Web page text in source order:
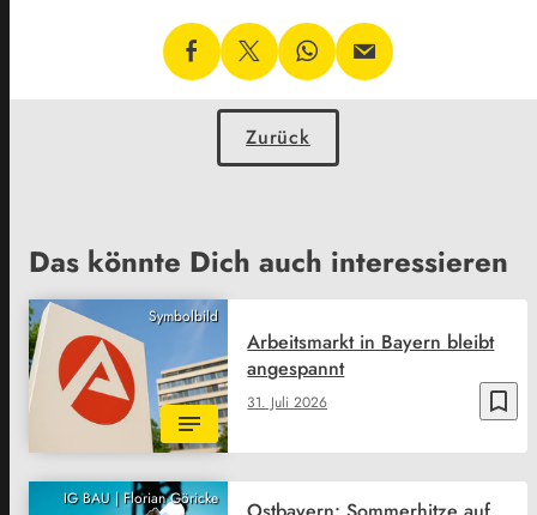
Zurück
Das könnte Dich auch interessieren
Symbolbild
bookmark_border
31. Juli 2026
Arbeitsmarkt in Bayern bleibt
angespannt
IG BAU | Florian Göricke